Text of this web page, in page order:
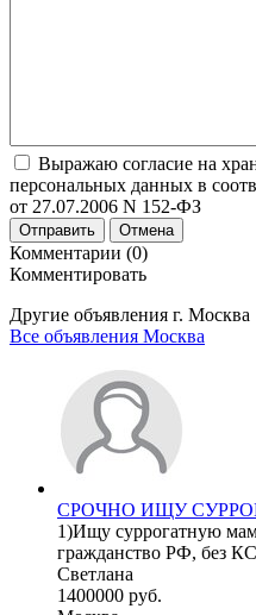
Выражаю согласие на
персональных данных в
от 27.07.2006 N 152-ФЗ
Отправить Отмена
Комментарии (0)
Комментировать
Другие объявления г. Москва
Все объявления Москва
СРОЧНО ИЩУ
1)Ищу суррогатную
гражданство РФ, без
Светлана
1400000 руб.